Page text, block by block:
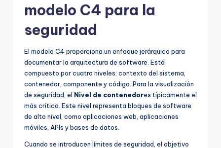
U
p
d
modelo C4 para la
seguridad
El modelo C4 proporciona un enfoque jerárquico para
documentar la arquitectura de software. Está
compuesto por cuatro niveles: contexto del sistema,
contenedor, componente y código. Para la visualización
de seguridad, el Nivel de contenedores típicamente el
más crítico. Este nivel representa bloques de software
de alto nivel, como aplicaciones web, aplicaciones
móviles, APIs y bases de datos.
Cuando se introducen límites de seguridad, el objetivo